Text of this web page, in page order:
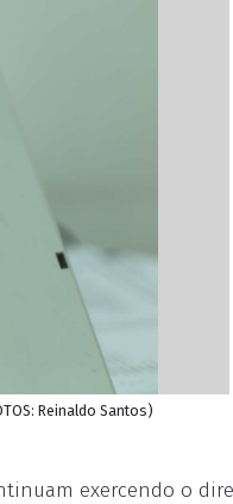
Reinaldo Santos)
exercendo o